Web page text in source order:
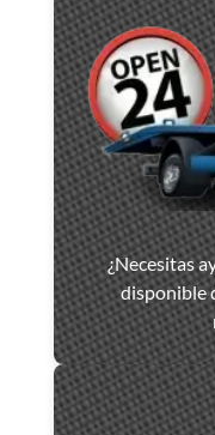
Asistencia
y
remolque
de
coches
en
¿Necesitas
disponible